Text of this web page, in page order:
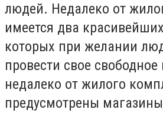
людей. Недалеко от
имеется два
которых при желании
провести свое
недалеко от жилого
предусмотрены